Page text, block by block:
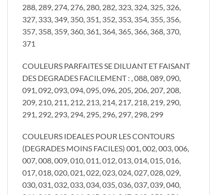
288, 289, 274, 276, 280, 282, 323, 324, 325, 326,
327, 333, 349, 350, 351, 352, 353, 354, 355, 356,
357, 358, 359, 360, 361, 364, 365, 366, 368, 370,
371
COULEURS PARFAITES SE DILUANT ET FAISANT
DES DEGRADES FACILEMENT : , 088, 089, 090,
091, 092, 093, 094, 095, 096, 205, 206, 207, 208,
209, 210, 211, 212, 213, 214, 217, 218, 219, 290,
291, 292, 293, 294, 295, 296, 297, 298, 299
COULEURS IDEALES POUR LES CONTOURS
(DEGRADES MOINS FACILES) 001, 002, 003, 006,
007, 008, 009, 010, 011, 012, 013, 014, 015, 016,
017, 018, 020, 021, 022, 023, 024, 027, 028, 029,
030, 031, 032, 033, 034, 035, 036, 037, 039, 040,